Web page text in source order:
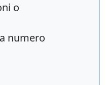
o
numero